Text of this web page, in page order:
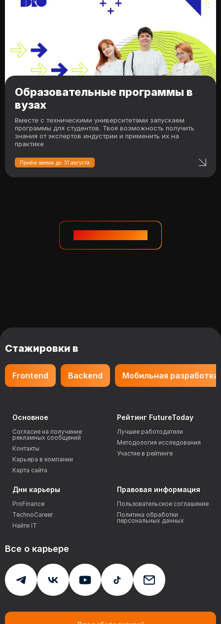
Образовательные программы в
вузах
Вместе с техническими университетами запускаем
программы для студентов. Твоя возможность получить
знания от экспертов индустрии и применить их на
практике
Приём заявок до: 31 августа
Стажировки в
Frontend Backend Мобильная разработка
Все о карьере
Основное
Согласие на получение
рекламных сообщений
Контакты
Карьера в компании
Карта сайта
Рейтинг FutureToday
Лучшие работодатели
Методология исследования
Участие в рейтинге
Дни карьеры
ProFinance
TechnoCareer
Найти IT
Правовая информация
Пользовательское соглашение
Политика обработки
персональных данных